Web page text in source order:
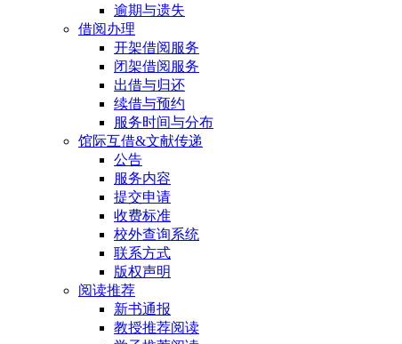
逾期与遗失
借阅办理
开架借阅服务
闭架借阅服务
出借与归还
续借与预约
服务时间与分布
馆际互借&文献传递
公告
服务内容
提交申请
收费标准
校外查询系统
联系方式
版权声明
阅读推荐
新书通报
教授推荐阅读